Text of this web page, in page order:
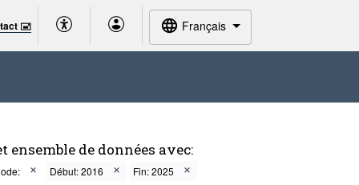
🖃 Français
ensemble de données avec:
Début: 2016
Fin: 2025